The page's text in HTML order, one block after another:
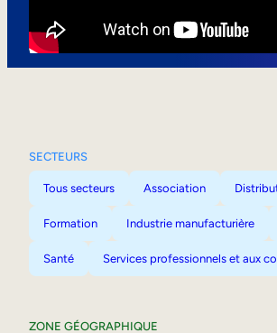
SECTEURS
Tous secteurs Association
Formation Industrie manufacturière
Santé Services professionnels et aux
ZONE GÉOGRAPHIQUE